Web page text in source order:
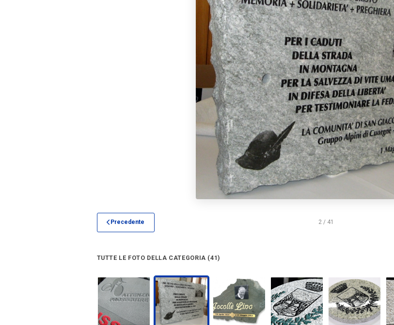
Precedente 2 / 41
TUTTE LE FOTO DELLA CATEGORIA (41)